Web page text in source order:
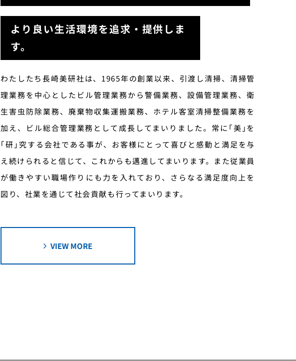
より良い生活環境を追求・提供しま
す。
わたしたち長崎美研社は、1965年の創業以来、引渡し清掃、清掃管
理業務を中心としたビル管理業務から警備業務、設備管理業務、衛
生害虫防除業務、廃棄物収集運搬業務、ホテル客室清掃整備業務を
加え、ビル総合管理業務として成長してまいりました。常に｢美｣を
｢研｣究する会社である事が、お客様にとって喜びと感動と満足を与
え続けられると信じて、これからも邁進してまいります。また従業員
が働きやすい職場作りにも力を入れており、さらなる満足度向上を
図り、社業を通じて社会貢献も行ってまいります。
VIEW MORE